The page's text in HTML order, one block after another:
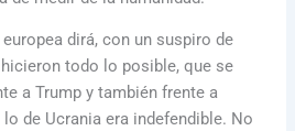
dirá, con un suspiro de
todo lo posible, que se
a Trump y también frente a
de Ucrania era indefendible. No